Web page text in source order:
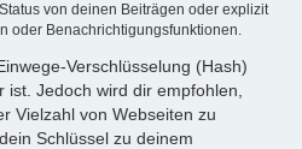
von deinen Beiträgen oder explizit
oder Benachrichtigungsfunktionen.
Verschlüsselung (Hash)
Jedoch wird dir empfohlen,
Vielzahl von Webseiten zu
Schlüssel zu deinem